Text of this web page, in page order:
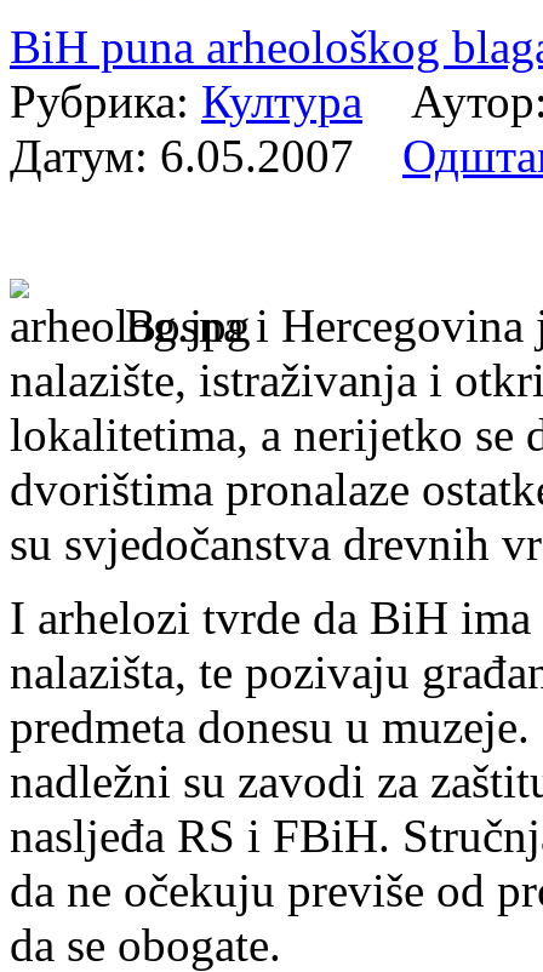
BiH puna arheološkog
Рубрика: Култура
Датум: 6.05.2007
Bosna i
nalazište, istraživanja i
lokalitetima, a nerijetko se
dvorištima pronalaze
su svjedočanstva drevnih
I arhelozi tvrde da BiH
nalazišta, te pozivaju
predmeta donesu u
nadležni su zavodi za
nasljeđa RS i FBiH.
da ne očekuju previše od
da se obogate.